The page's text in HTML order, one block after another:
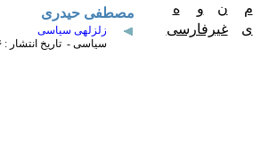
مصطفی حیدری
زلزله‍ی سیاسی
سیاسی - تاریخ انتشار : ۶ شهريور ۱٣٨٨ (۲٨ اوت ۲۰۰۹)
م
ن و
ه
ی
غیرفارسی